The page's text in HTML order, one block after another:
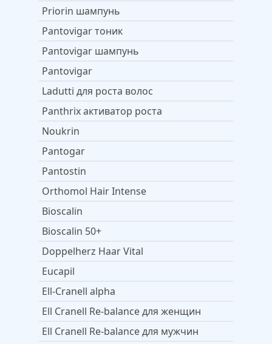
Priorin шампунь
Pantovigar тоник
Pantovigar шампунь
Pantovigar
Ladutti для роста волос
Panthrix активатор роста
Noukrin
Pantogar
Pantostin
Orthomol Hair Intense
Bioscalin
Bioscalin 50+
Doppelherz Haar Vital
Eucapil
Ell-Cranell alpha
Ell Cranell Re-balance для женщин
Ell Cranell Re-balance для мужчин